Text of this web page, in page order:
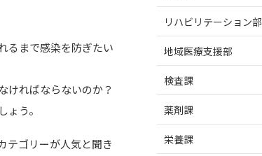
るまで感染を防ぎたい
ければならないのか？
う。
ゴリーが人気と聞き
リハビリテーション部
地域医療支援部
検査課
薬剤課
栄養課